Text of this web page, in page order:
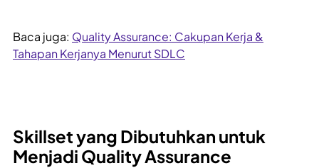
Baca juga: Quality Assurance: Cakupan Kerja &
Tahapan Kerjanya Menurut SDLC
Skillset yang Dibutuhkan untuk
Menjadi Quality Assurance